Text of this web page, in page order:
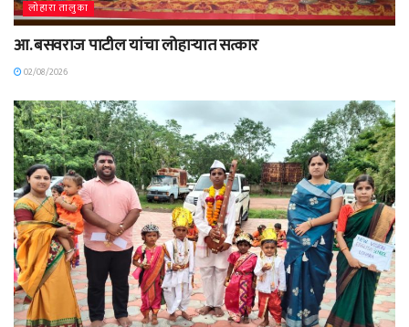
लोहारा तालुका
आ. बसवराज पाटील यांचा लोहाऱ्यात सत्कार
02/08/2026